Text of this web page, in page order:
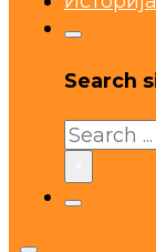
Search
Search